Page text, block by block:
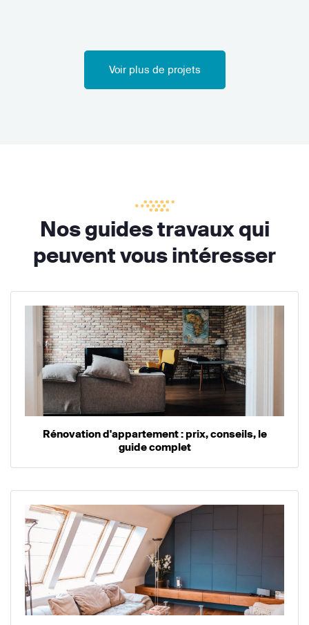
Voir plus de projets
Nos guides travaux qui
peuvent vous intéresser
Rénovation d'appartement : prix, conseils, le
guide complet